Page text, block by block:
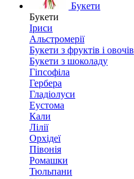
Букети
Букети
Іриси
Альстромерії
Букети з фруктів і овочів
Букети з шоколаду
Гіпсофіла
Гербера
Гладіолуси
Еустома
Кали
Лілії
Орхідеї
Півонія
Ромашки
Тюльпани